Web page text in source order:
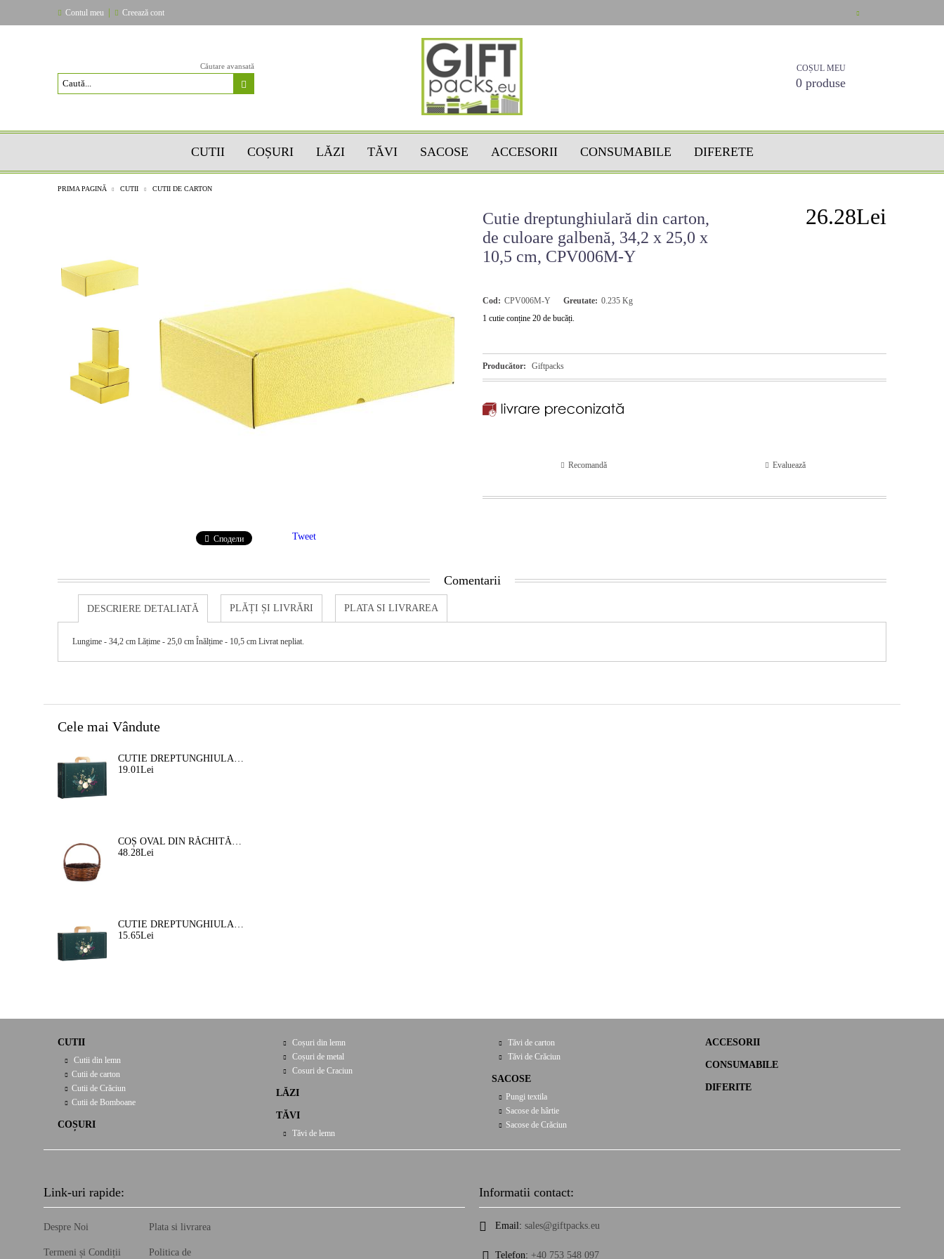
Contul meu Creează cont
Căutare avansată COȘUL MEU
0 produse
CUTII COȘURI LĂZI TĂVI SACOSE ACCESORII CONSUMABILE DIFERETE
PRIMA PAGINĂ CUTII CUTII DE CARTON
Cutie dreptunghiulară din carton,
de culoare galbenă, 34,2 x 25,0 x
10,5 cm, CPV006M-Y
26.28Lei
Cod: CPV006M-Y Greutate: 0.235 Kg
1 cutie conține 20 de bucăți.
Producător: Giftpacks
Recomandă Evaluează
Сподели Tweet
Comentarii
DESCRIERE DETALIATĂ PLĂȚI ȘI LIVRĂRI PLATA SI LIVRAREA
Lungime - 34,2 cm Lățime - 25,0 cm Înălțime - 10,5 cm Livrat nepliat.
Cele mai Vândute
CUTIE DREPTUNGHIULARA DIN CARTON TIP "VALIZA" NATURA FERMECATA VERDE/AURIE, 34,2 X 25,0 X 11,5 CM, CV053M
19.01Lei
COȘ OVAL DIN RĂCHITĂ, MARO, 35X30X12 CM, SP609M
48.28Lei
CUTIE DREPTUNGHIULARA DIN CARTON TIP "VALIZA" NATURA FERMEATA VERDE/AURIE, 33,0 X 18,5 X 9,5 CM, CV053P
15.65Lei
CUTII
Cutii din lemn
Cutii de carton
Cutii de Crăciun
Cutii de Bomboane
COȘURI
Coșuri din lemn
Coșuri de metal
Cosuri de Craciun
LĂZI
TĂVI
Tăvi de lemn
Tăvi de carton
Tăvi de Crăciun
SACOSE
Pungi textila
Sacose de hârtie
Sacose de Crăciun
ACCESORII
CONSUMABILE
DIFERITE
Link-uri rapide:
Despre Noi
Termeni și Condiții
Plata si livrarea
Politica de
Informatii contact:
Email: sales@giftpacks.eu
Telefon: +40 753 548 097